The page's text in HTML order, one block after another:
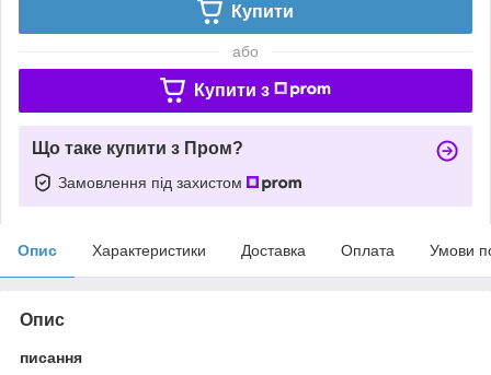
Купити
або
Купити з
Що таке купити з Пром?
Замовлення під захистом
Опис Характеристики Доставка Оплата Умови
Опис
писання